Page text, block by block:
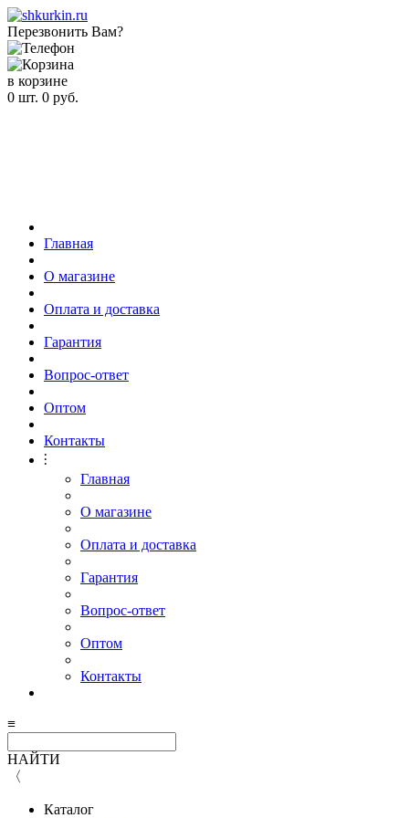
Перезвонить Вам?
в корзине
0 шт. 0 руб.
Главная
О магазине
Оплата и доставка
Гарантия
Вопрос-ответ
Оптом
Контакты
⫶
Главная
О магазине
Оплата и доставка
Гарантия
Вопрос-ответ
Оптом
Контакты
≡
НАЙТИ
〈
Каталог